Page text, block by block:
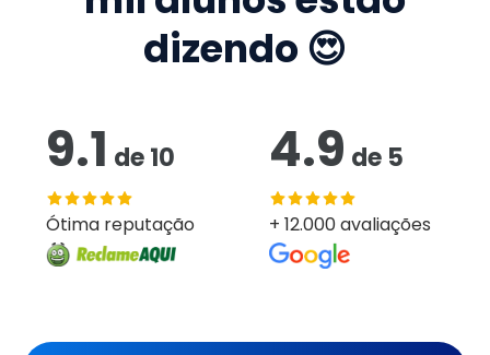
dizendo 😍
9.1 de10
Ótima reputação
4.9 de 5
+ 12.000 avaliações